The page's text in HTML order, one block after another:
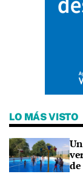
LO MÁS VISTO